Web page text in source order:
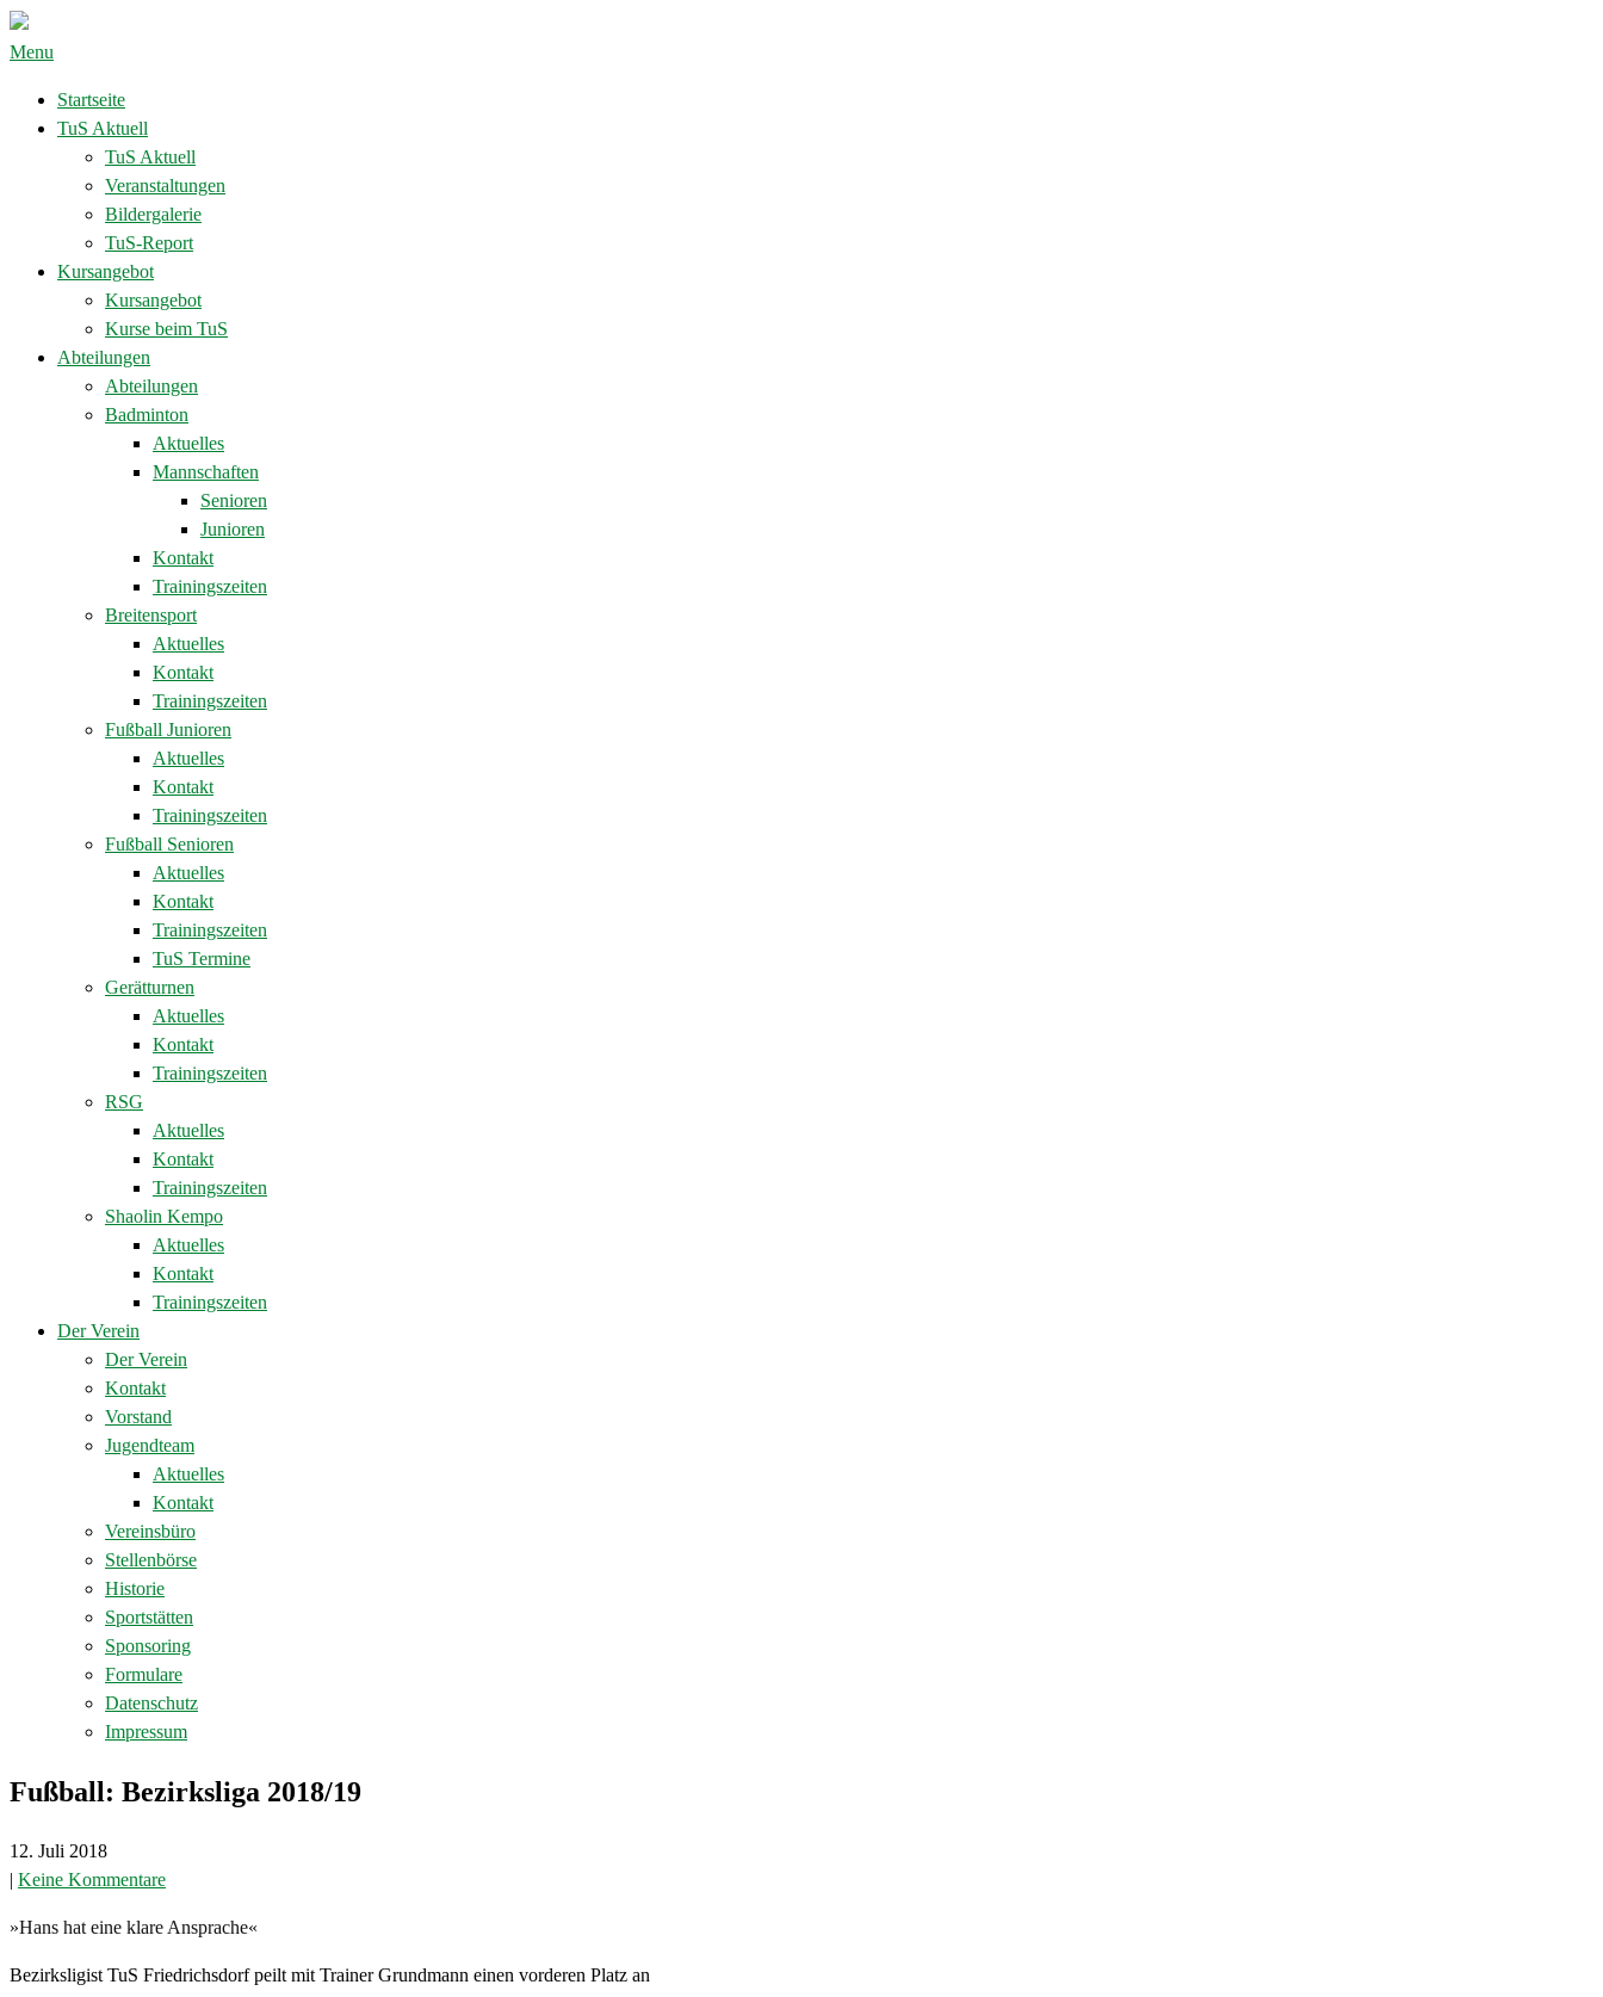
Menu
Startseite
TuS Aktuell
TuS Aktuell
Veranstaltungen
Bildergalerie
TuS-Report
Kursangebot
Kursangebot
Kurse beim TuS
Abteilungen
Abteilungen
Badminton
Aktuelles
Mannschaften
Senioren
Junioren
Kontakt
Trainingszeiten
Breitensport
Aktuelles
Kontakt
Trainingszeiten
Fußball Junioren
Aktuelles
Kontakt
Trainingszeiten
Fußball Senioren
Aktuelles
Kontakt
Trainingszeiten
TuS Termine
Gerätturnen
Aktuelles
Kontakt
Trainingszeiten
RSG
Aktuelles
Kontakt
Trainingszeiten
Shaolin Kempo
Aktuelles
Kontakt
Trainingszeiten
Der Verein
Der Verein
Kontakt
Vorstand
Jugendteam
Aktuelles
Kontakt
Vereinsbüro
Stellenbörse
Historie
Sportstätten
Sponsoring
Formulare
Datenschutz
Impressum
Fußball: Bezirksliga 2018/19
12. Juli 2018
| Keine Kommentare
»Hans hat eine klare Ansprache«
Bezirksligist TuS Friedrichsdorf peilt mit Trainer Grundmann einen vorderen Platz an